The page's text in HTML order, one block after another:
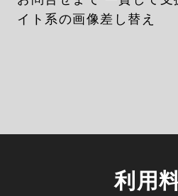
イト系の画像差し替え
利用